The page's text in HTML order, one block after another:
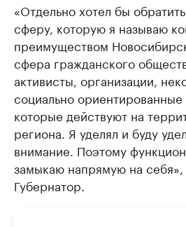
«Отдельно хотел бы
сферу, которую я называю
преимуществом
сфера гражданского
активисты, организации,
социально ориентированные
которые действуют на
региона. Я уделял и буду
внимание. Поэтому
замыкаю напрямую на
Губернатор.